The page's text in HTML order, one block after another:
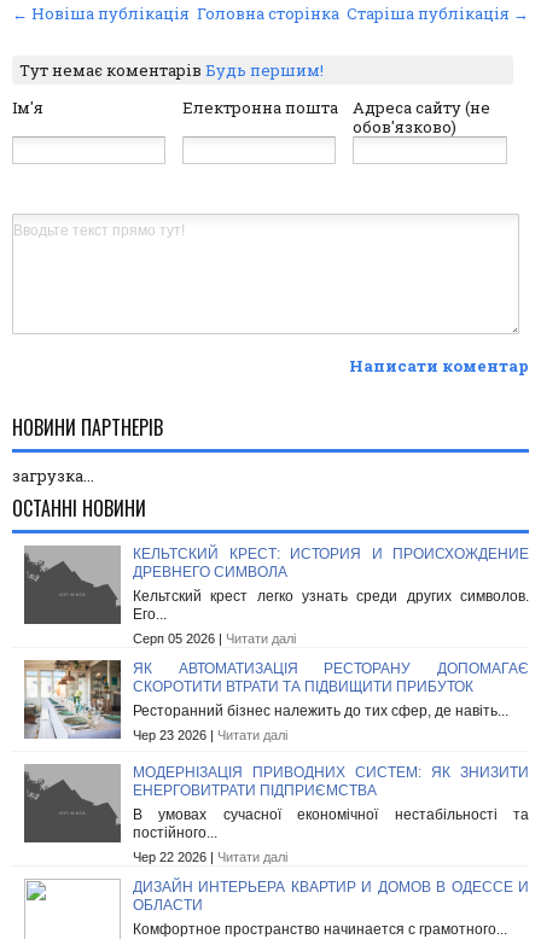
← Новіша публікація Старіша публікація →
Головна сторінка
Тут немає коментарівБудь першим!
Ім'я
Електронна пошта
Адреса сайту (не
обов'язково)
Написати коментар
НОВИНИ ПАРТНЕРІВ
загрузка...
ОСТАННІ НОВИНИ
КЕЛЬТСКИЙ КРЕСТ: ИСТОРИЯ И ПРОИСХОЖДЕНИЕ
ДРЕВНЕГО СИМВОЛА
Кельтский крест легко узнать среди других символов.
Его...
Серп 05 2026 | Читати далі
ЯК АВТОМАТИЗАЦІЯ РЕСТОРАНУ ДОПОМАГАЄ
СКОРОТИТИ ВТРАТИ ТА ПІДВИЩИТИ ПРИБУТОК
Ресторанний бізнес належить до тих сфер, де навіть...
Чер 23 2026 | Читати далі
МОДЕРНІЗАЦІЯ ПРИВОДНИХ СИСТЕМ: ЯК ЗНИЗИТИ
ЕНЕРГОВИТРАТИ ПІДПРИЄМСТВА
В умовах сучасної економічної нестабільності та
постійного...
Чер 22 2026 | Читати далі
ДИЗАЙН ИНТЕРЬЕРА КВАРТИР И ДОМОВ В ОДЕССЕ И
ОБЛАСТИ
Комфортное пространство начинается с грамотного...